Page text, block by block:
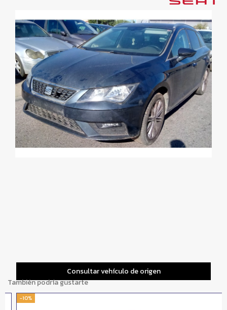
Consultar vehículo de origen
También podría gustarte
-10%